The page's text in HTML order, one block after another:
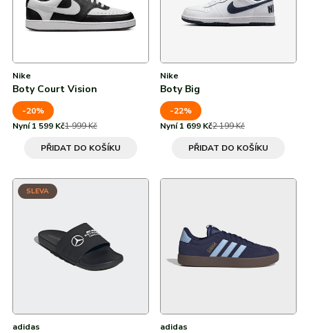
43
44
44 ⅔
45,5
47 ⅓
Nike
Boty Court Vision
-20%
Nyní 1 599 Kč1 999 Kč
PŘIDAT DO KOŠÍKU
Nike
Boty Big
-22%
Nyní 1 699 Kč2 199 Kč
PŘIDAT DO KOŠÍKU
SLEVA
adidas adidas